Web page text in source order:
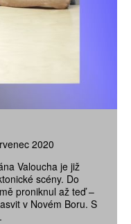
2020
Valoucha je již
scény. Do
proniknul až teď –
v Novém Boru. S